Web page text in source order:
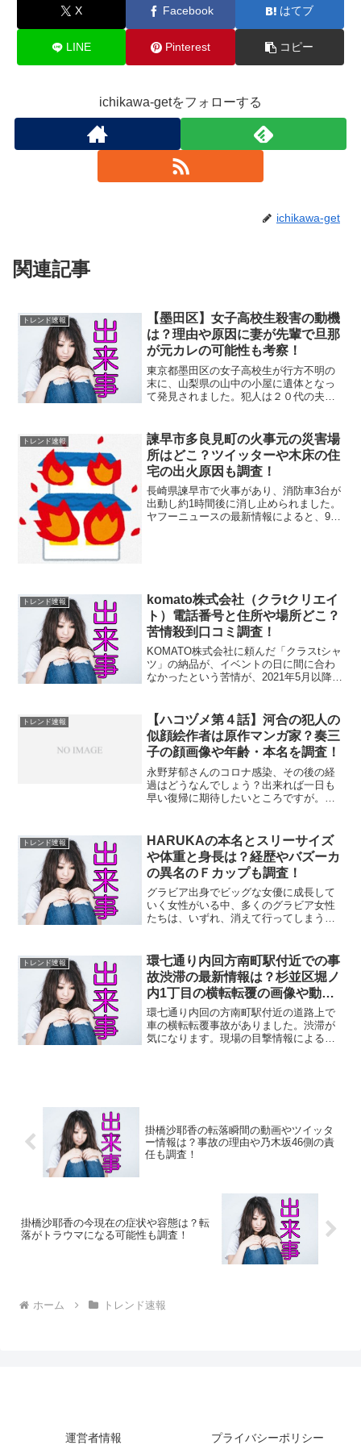
X Facebook はてブ
LINE Pinterest コピー
ichikawa-getをフォローする
ichikawa-get
関連記事
トレンド速報
【墨田区】女子高校生殺害の動機
は？理由や原因に妻が先輩で旦那
が元カレの可能性も考察！
東京都墨田区の女子高校生が行方不明の
末に、山梨県の山中の小屋に遺体となっ
て発見されました。犯人は２０代の夫婦
棄したものと見られます。しかしなが
ら、夫婦は群馬県渋川市在住...
トレンド速報
諫早市多良見町の火事元の災害場
所はどこ？ツイッターや木床の住
宅の出火原因も調査！
長崎県諫早市で火事があり、消防車3台が
出動し約1時間後に消し止められました。
ヤフーニュースの最新情報によると、9月
トレンド速報
komato株式会社（クラtクリエイ
ト）電話番号と住所や場所どこ？
苦情殺到口コミ調査！
KOMATO株式会社に頼んだ「クラスtシャ
ツ」の納品が、イベントの日に間に合わ
なかったという苦情が、2021年5月以降、
ュースによると、消費者庁による「消費
者安全法...
トレンド速報
【ハコヅメ第４話】河合の犯人の
似顔絵作者は原作マンガ家？奏三
子の顔画像や年齢・本名を調査！
永野芽郁さんのコロナ感染、その後の経
過はどうなんでしょう？出来れば一日も
早い復帰に期待したいところですが。そ
検討中とのことですが。さて、日テレの
ドラマ「ハコヅメ～たたか...
トレンド速報
HARUKAの本名とスリーサイズ
や体重と身長は？経歴やバズーカ
の異名のＦカップも調査！
グラビア出身でビッグな女優に成長して
いく女性がいる中、多くのグラビア女性
たちは、いずれ、消えて行ってしまう厳
美ボディ女子が参戦しました。ヤフーニ
ュースによると、サイバー...
トレンド速報
環七通り内回方南町駅付近での事
故渋滞の最新情報は？杉並区堀ノ
内1丁目の横転転覆の画像や動画
を調査！
環七通り内回の方南町駅付近の道路上で
車の横転転覆事故がありました。渋滞が
気になります。現場の目撃情報による
掛橋沙耶香の転落瞬間の動画やツイッタ
ー情報は？事故の理由や乃木坂46側の責
任も調査！
掛橋沙耶香の今現在の症状や容態は？転
落がトラウマになる可能性も調査！
ホーム トレンド速報
運営者情報 プライバシーポリシー